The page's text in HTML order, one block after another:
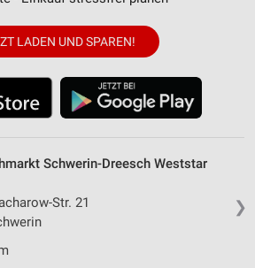
LADEN UND SPAREN!
❯
Schwerin-Dreesch Weststar
Str. 21